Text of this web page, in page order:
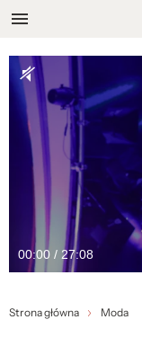
00:00 / 27:08
Strona główna Moda